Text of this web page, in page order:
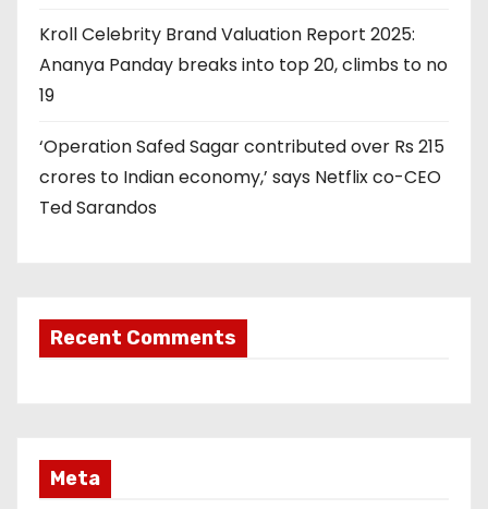
Kroll Celebrity Brand Valuation Report 2025:
Ananya Panday breaks into top 20, climbs to no
19
‘Operation Safed Sagar contributed over Rs 215
crores to Indian economy,’ says Netflix co-CEO
Ted Sarandos
Recent Comments
Meta